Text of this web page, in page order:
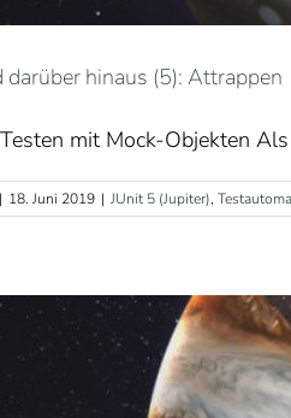
darüber hinaus (5): Attrappen
mit Mock-Objekten
| 18. Juni 2019 | JUnit 5 (Jupiter),